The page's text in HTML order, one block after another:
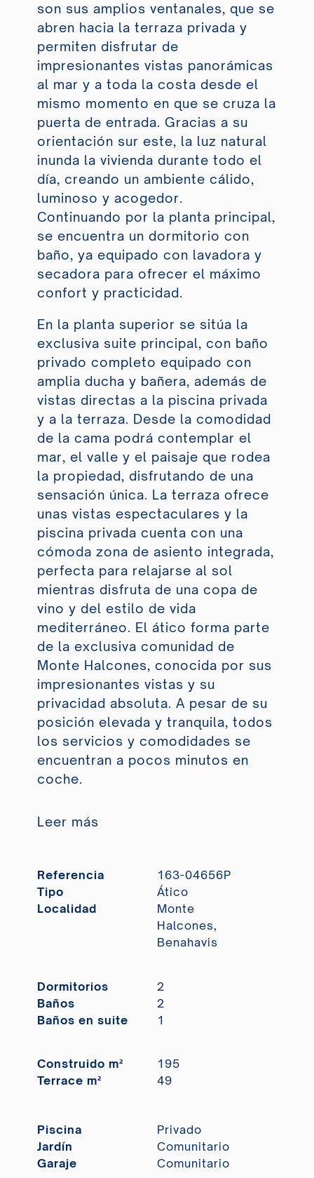
son sus amplios ventanales, que se
abren hacia la terraza privada y
permiten disfrutar de
impresionantes vistas panorámicas
al mar y a toda la costa desde el
mismo momento en que se cruza la
puerta de entrada. Gracias a su
orientación sur este, la luz natural
inunda la vivienda durante todo el
día, creando un ambiente cálido,
luminoso y acogedor.
Continuando por la planta principal,
se encuentra un dormitorio con
baño, ya equipado con lavadora y
secadora para ofrecer el máximo
confort y practicidad.
En la planta superior se sitúa la
exclusiva suite principal, con baño
privado completo equipado con
amplia ducha y bañera, además de
vistas directas a la piscina privada
y a la terraza. Desde la comodidad
de la cama podrá contemplar el
mar, el valle y el paisaje que rodea
la propiedad, disfrutando de una
sensación única. La terraza ofrece
unas vistas espectaculares y la
piscina privada cuenta con una
cómoda zona de asiento integrada,
perfecta para relajarse al sol
mientras disfruta de una copa de
vino y del estilo de vida
mediterráneo. El ático forma parte
de la exclusiva comunidad de
Monte Halcones, conocida por sus
impresionantes vistas y su
privacidad absoluta. A pesar de su
posición elevada y tranquila, todos
los servicios y comodidades se
encuentran a pocos minutos en
coche.
Leer más
Referencia
163-04656P
Tipo
Ático
Localidad
Monte
Halcones,
Benahavis
Dormitorios
2
Baños
2
Baños en suite
1
Construido m²
195
Terrace m²
49
Piscina
Privado
Jardín
Comunitario
Garaje
Comunitario